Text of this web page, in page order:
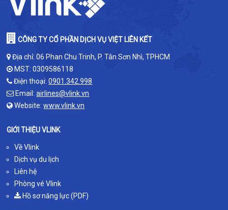
CÔNG TY CỔ PHẦN DỊCH VỤ VIỆT LIÊN KẾT
Địa chỉ: 06 Phan Chu Trinh, P. Tân Sơn Nhì, TPHCM
MST: 0309586118
Điện thoại:0901.342.998
Email:airlines@vlink.vn
Website:www.vlink.vn
GIỚI THIỆU VLINK
Về Vlink
Dịch vụ du lịch
Liên hệ
Phòng vé Vlink
Hồ sơ năng lực (PDF)